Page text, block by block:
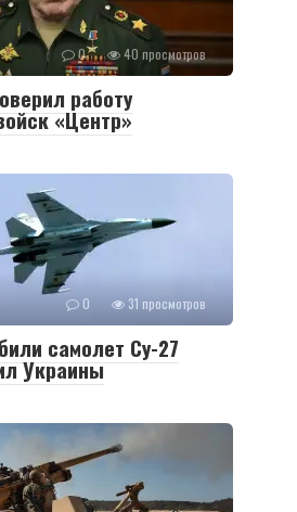
0 40 просмотров
работу
«Центр»
0 31 просмотров
самолет Су-27
Украины